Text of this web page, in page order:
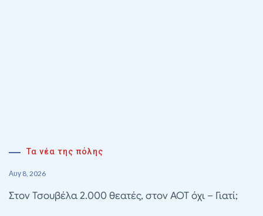
Τα νέα της πόλης
Αυγ 8, 2026
Στον Τσουβέλα 2.000 θεατές, στον ΑΟΤ όχι – Γιατί;